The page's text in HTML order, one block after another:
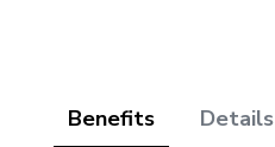
Benefits Details